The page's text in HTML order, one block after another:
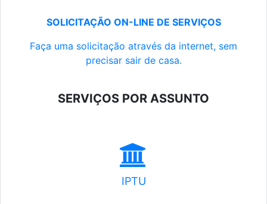
SOLICITAÇÃO ON-LINE DE SERVIÇOS
Faça uma solicitação através da internet, sem
precisar sair de casa.
SERVIÇOS POR ASSUNTO
IPTU